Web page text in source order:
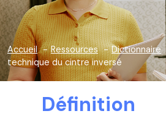
Accueil Ressources Dictionnaire
technique du cintre inversé
Définition